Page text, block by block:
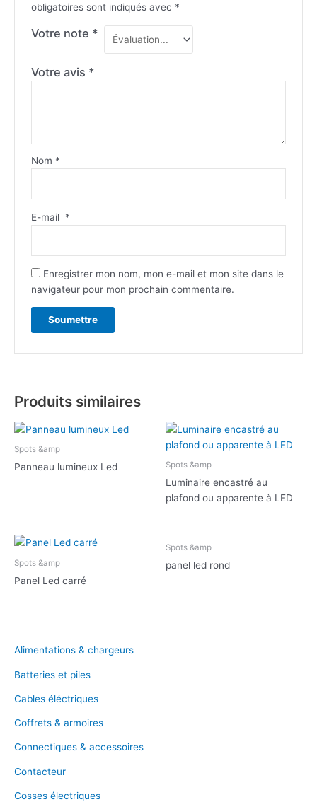
Alimentations & chargeurs
Batteries et piles
Cables éléctriques
Coffrets & armoires
Connectiques & accessoires
Contacteur
Cosses électriques
obligatoires sont indiqués avec *
Votre note *
Votre avis *
Nom *
E-mail *
Enregistrer mon nom, mon e-mail et mon site dans le
navigateur pour mon prochain commentaire.
Produits similaires
Spots &amp
Panneau lumineux Led Spots &amp
Luminaire encastré au
plafond ou apparente à LED
Spots &amp
Panel Led carré
Spots &amp
panel led rond